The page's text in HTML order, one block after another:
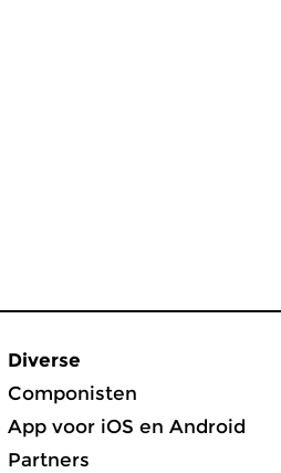
Diverse
Componisten
App voor iOS en Android
Partners